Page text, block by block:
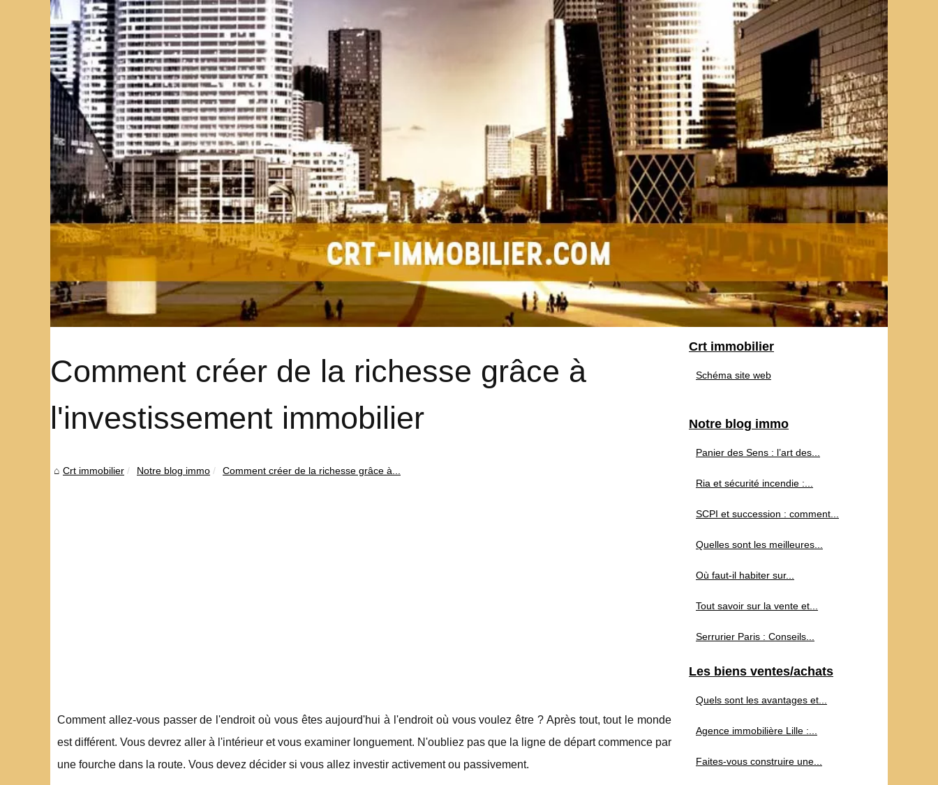
Comment créer de la richesse grâce à
l'investissement immobilier
Crt immobilier Notre blog immo Comment créer de la richesse grâce à...
Comment allez-vous passer de l'endroit où vous êtes aujourd'hui à l'endroit où vous voulez être ? Après tout, tout le monde
est différent. Vous devrez aller à l'intérieur et vous examiner longuement. N'oubliez pas que la ligne de départ commence par
une fourche dans la route. Vous devez décider si vous allez investir activement ou passivement.
Crt immobilier
Schéma site web
Notre blog immo
Panier des Sens : l’art des...
Ria et sécurité incendie :...
SCPI et succession : comment...
Quelles sont les meilleures...
Où faut-il habiter sur...
Tout savoir sur la vente et...
Serrurier Paris : Conseils...
Les biens ventes/achats
Quels sont les avantages et...
Agence immobilière Lille :...
Faites-vous construire une...